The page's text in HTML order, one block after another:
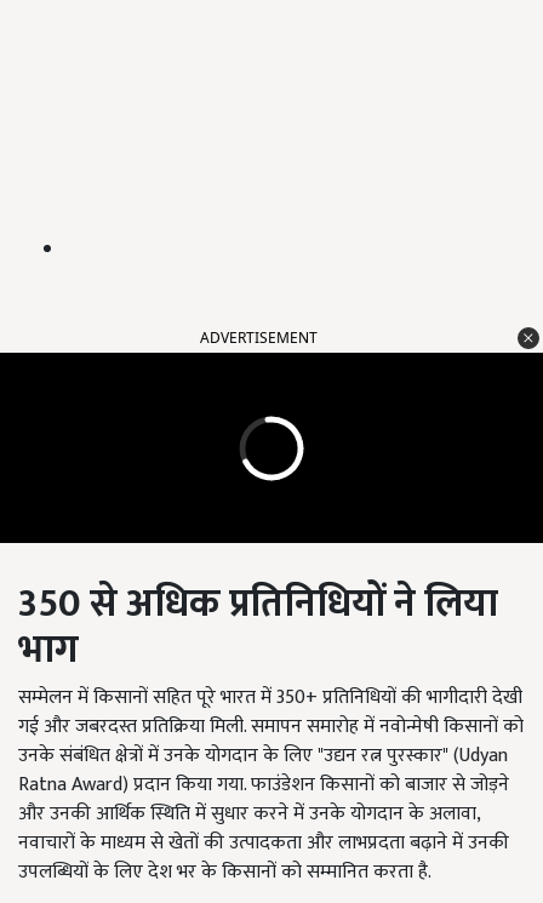
ADVERTISEMENT
350 सेअधिक प्रतिनिधियों ने लिया
भाग
सम्मेलन में किसानों सहित पूरे भारत में 350+ प्रतिनिधियों की भागीदारी देखी
गई और जबरदस्त प्रतिक्रिया मिली. समापन समारोह में नवोन्मेषी किसानों को
उनके संबंधित क्षेत्रों में उनके योगदान के लिए "उद्यन रत्न पुरस्कार" (Udyan
Ratna Award) प्रदान किया गया. फाउंडेशन किसानों को बाजार से जोड़ने
और उनकी आर्थिक स्थिति में सुधार करने में उनके योगदान के अलावा,
नवाचारों के माध्यम से खेतों की उत्पादकता और लाभप्रदता बढ़ाने में उनकी
उपलब्धियों के लिए देश भर के किसानों को सम्मानित करता है.